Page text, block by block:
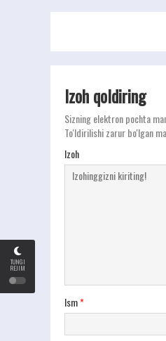
TUNGI
REJIM
Izoh qoldiring
Sizning elektron pochta
To'ldirilishi zarur bo'lgan
Izoh
Ism*